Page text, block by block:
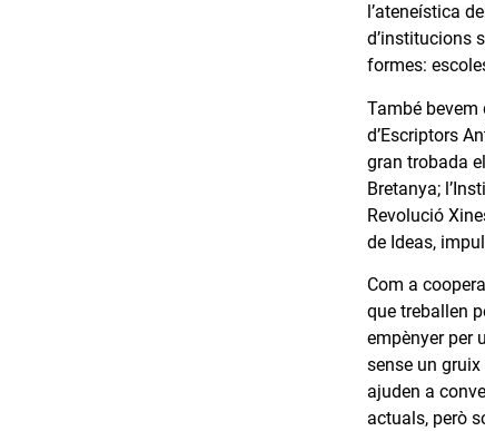
l’ateneística
d’institucions
formes:
També
d’Escriptors
gran trobada
Bretanya;
Revolució
de Ideas,
Com a
que treballen
empènyer per
sense un
ajuden a
actuals, però